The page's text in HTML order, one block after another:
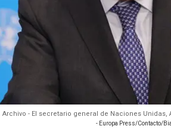
Archivo - El secretario general de Naciones Unidas,
- Europa Press/Contacto/